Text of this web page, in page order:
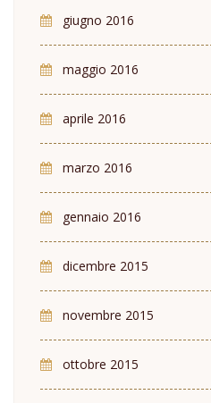
giugno 2016
maggio 2016
aprile 2016
marzo 2016
gennaio 2016
dicembre 2015
novembre 2015
ottobre 2015